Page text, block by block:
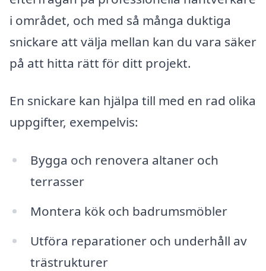
i området, och med så många duktiga
snickare att välja mellan kan du vara säker
på att hitta rätt för ditt projekt.
En snickare kan hjälpa till med en rad olika
uppgifter, exempelvis:
Bygga och renovera altaner och
terrasser
Montera kök och badrumsmöbler
Utföra reparationer och underhåll av
trästrukturer